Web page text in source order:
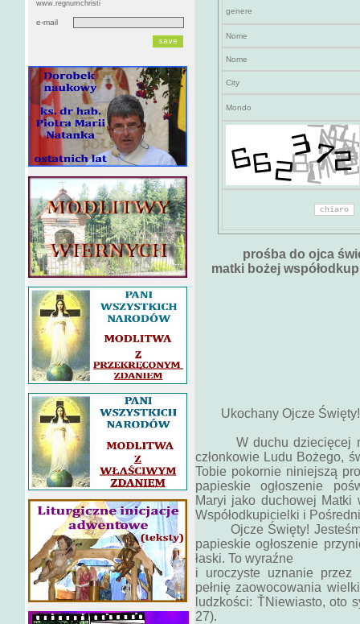
www.regnumchristi
e-mail
genere
Nome
Nome
City
Mondo
prośba do ojca
matki bożej
Ukochany Ojcze Święty!
W duchu dziecięcej
członkowie Ludu Bożego,
Tobie pokornie niniejszą
papieskie ogłoszenie
Maryi jako duchowej
Współodkupicielki i
Ojcze Święty! Jesteśmy
papieskie ogłoszenie
łaski. To wyraźne
i uroczyste uznanie przez
pełnię zaowocowania
ludzkości: ŤNiewiasto, oto
27).